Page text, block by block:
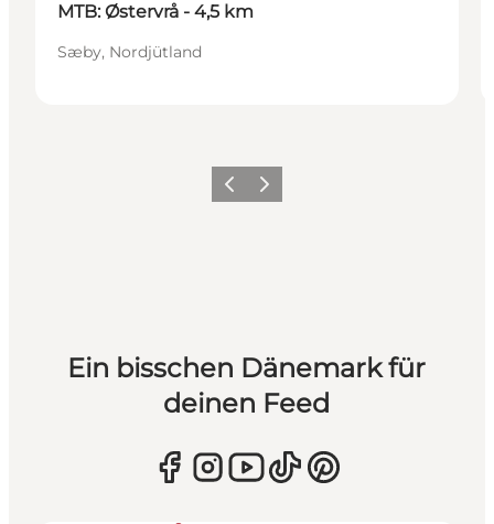
MTB: Østervrå - 4,5 km
Sæby, Nordjütland
ZurückWeiter
Ein bisschen Dänemark für
deinen Feed